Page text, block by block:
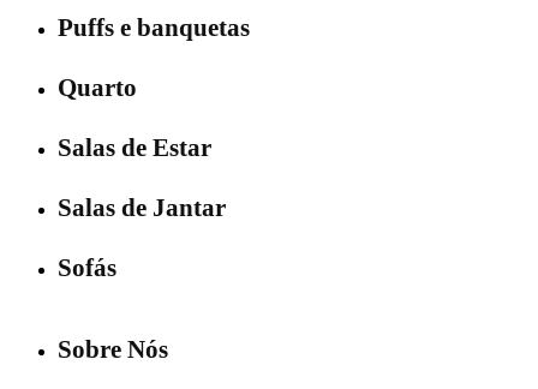
Puffs e banquetas
Quarto
Salas de Estar
Salas de Jantar
Sofás
Sobre Nós